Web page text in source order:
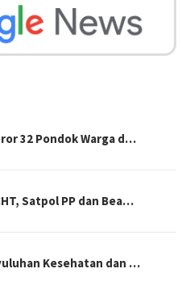
32 Pondok Warga d…
Satpol PP dan Bea…
Kesehatan dan …